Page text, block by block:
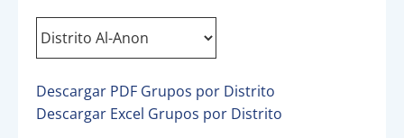
Descargar PDF Grupos por Distrito
Descargar Excel Grupos por Distrito